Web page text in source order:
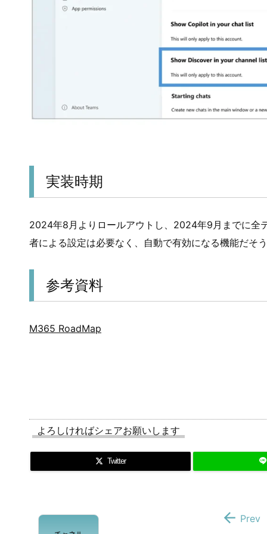
実装時期
2024年8月よりロールアウトし、2024年9月までに全
者による設定は必要なく、自動で有効になる機能だそ
参考資料
M365 RoadMap
よろしければシェアお願いします
Twitter
 Prev